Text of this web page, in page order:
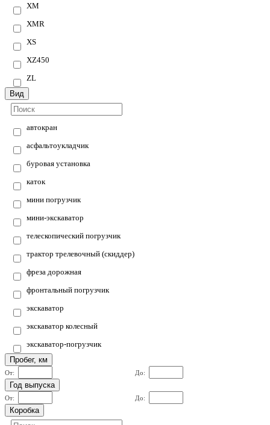
XM
XMR
XS
XZ450
ZL
Вид
автокран
асфальтоукладчик
буровая установка
каток
мини погрузчик
мини-экскаватор
телескопический погрузчик
трактор трелевочный (скиддер)
фреза дорожная
фронтальный погрузчик
экскаватор
экскаватор колесный
экскаватор-погрузчик
Пробег, км
От: До:
Год выпуска
От: До:
Коробка